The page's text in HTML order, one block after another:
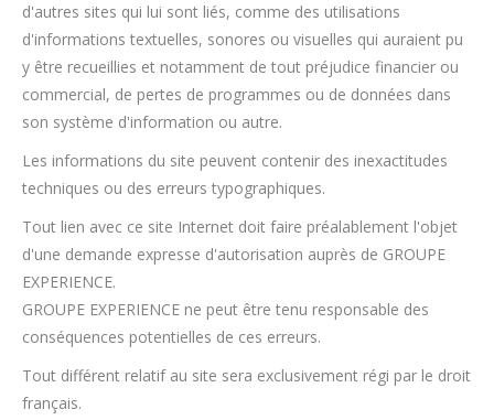
d'autres sites qui lui sont liés, comme des utilisations
d'informations textuelles, sonores ou visuelles qui auraient pu
y être recueillies et notamment de tout préjudice financier ou
commercial, de pertes de programmes ou de données dans
son système d'information ou autre.
Les informations du site peuvent contenir des inexactitudes
techniques ou des erreurs typographiques.
Tout lien avec ce site Internet doit faire préalablement l'objet
d'une demande expresse d'autorisation auprès de GROUPE
EXPERIENCE.
GROUPE EXPERIENCE ne peut être tenu responsable des
conséquences potentielles de ces erreurs.
Tout différent relatif au site sera exclusivement régi par le droit
français.